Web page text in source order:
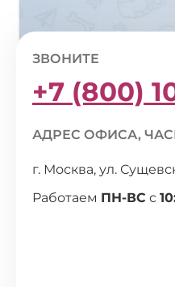
ЗВОНИТЕ
+7 (800)
АДРЕС ОФИСА,
г. Москва, ул.
Работаем ПН-ВС с